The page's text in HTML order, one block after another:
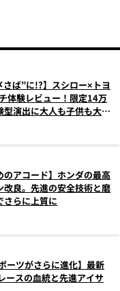
さば”に!?】スシロー×トヨ
体験レビュー！限定14万
演出に大人も子供も大興
のアコード】ホンダの最高
改良。先進の安全技術と磨
さらに上質に
ーツがさらに進化】最新
ースの血統と先進アイサ